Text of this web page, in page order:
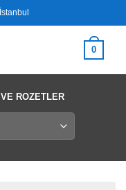
0
ROZETLER